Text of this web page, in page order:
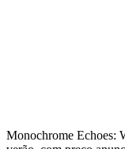
Monochrome Echoes: